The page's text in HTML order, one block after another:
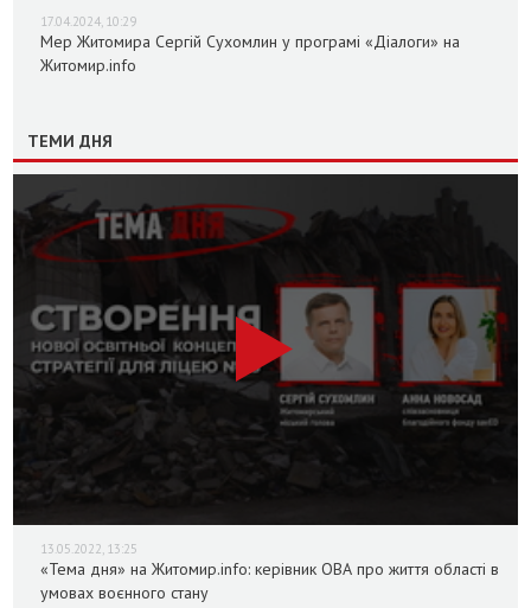
17.04.2024, 10:29
Мер Житомира Сергій Сухомлин у програмі «Діалоги» на
Житомир.info
ТЕМИ ДНЯ
13.05.2022, 13:25
«Тема дня» на Житомир.info: керівник ОВА про життя області в
умовах воєнного стану